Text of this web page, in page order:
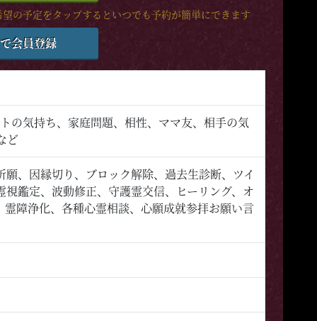
の予定をタップするといつでも予約が簡単にできます
会員登録
の気持ち、家庭問題、相性、ママ友、相手の気
ど
、因縁切り、ブロック解除、過去生診断、ツイ
鑑定、波動修正、守護霊交信、ヒーリング、オ
障浄化、各種心霊相談、心願成就参拝お願い言